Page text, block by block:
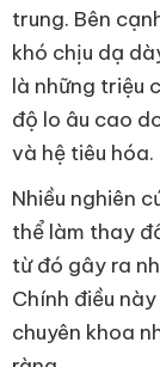
trung. Bên
khó chịu dạ
là những triệu
độ lo âu cao
và hệ tiêu hóa.
Nhiều nghiên
thể làm thay
từ đó gây ra
Chính điều
chuyên khoa